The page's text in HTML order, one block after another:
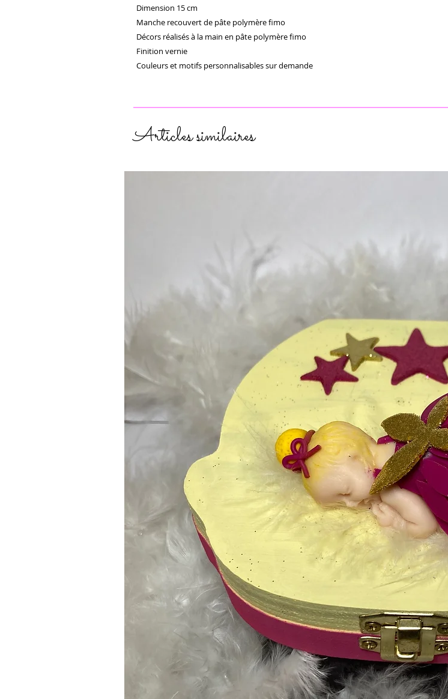
Dimension 15 cm
Manche recouvert de pâte polymère fimo
Décors réalisés à la main en pâte polymère fimo
Finition vernie
Couleurs et motifs personnalisables sur demande
Articles similaires